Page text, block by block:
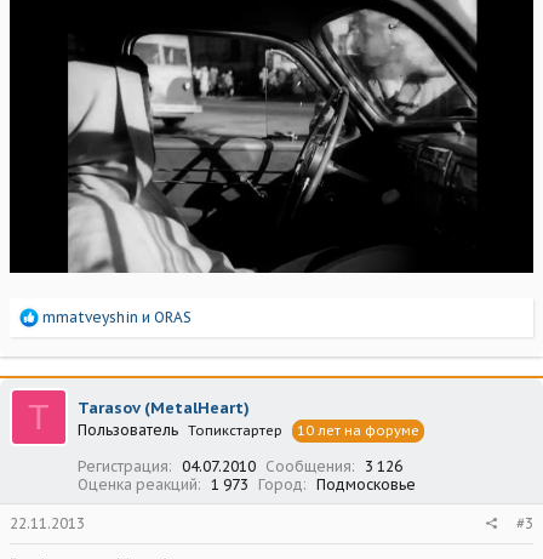
Р
а
к
ц
и
mmatveyshin и ORAS
T Tarasov (MetalHeart)
Пользователь Топикстартер 10 лет на форуме
Регистрация 04.07.2010 Сообщения
3 126
Оценка реакций
1 973 Город Подмосковье
22.11.2013 #3